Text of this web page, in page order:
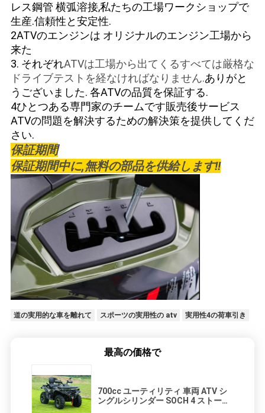
レス鋼管 横弧溶接,私たちの工場ワークショップで
生産.信頼性と安定性.
2ATVのエンジンは オリジナルのエンジン工場から
来た
3. それぞれATVは工場から出てくるすべては厳格な
ドライブテストを経なければなりません.ありがと
うございました. 各ATVの品質を保証する.
4ひとつある専門家のチームです販売後サービス
ATVの問題を解決するための解決策を提供してくだ
さい.
保証期間
保証期間中に,無料の部品を供給します!!
道の実用的な車を離れて スポーツの実用性の atv 実用性4の荷車引き
最高の価格で
700cc ユーティリティ 車両 ATV シ
ングルシリンダー SOCH 4 ストーク,